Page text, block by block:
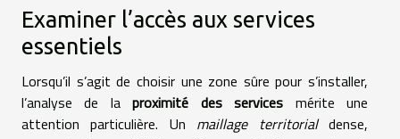
Examiner l’accès aux services
essentiels
Lorsqu’il s’agit de choisir une zone sûre pour s’installer,
l’analyse de laproximité des services mérite une
attention particulière. Un maillage territorialdense,